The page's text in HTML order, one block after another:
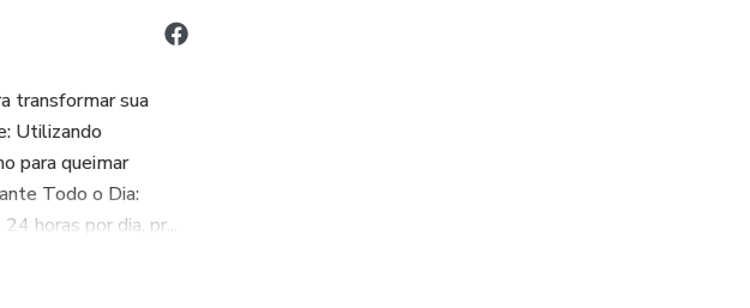
transformar sua
Utilizando
para queimar
Todo o Dia:
horas por dia, pr...